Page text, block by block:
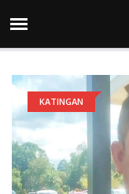
KATINGAN